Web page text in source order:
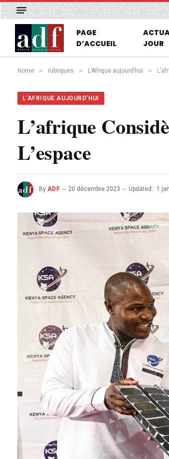
PAGE
D’ACCUEIL
JOUR
Home » rubriques » L’Afrique aujourd’hui »
L’AFRIQUE AUJOURD’HUI
L’afrique
L’espace
By ADF 20 décembre 2023 Updated: 1